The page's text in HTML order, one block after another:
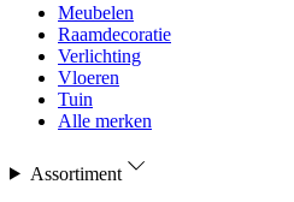
Meubelen
Raamdecoratie
Verlichting
Vloeren
Tuin
Alle merken
Assortiment